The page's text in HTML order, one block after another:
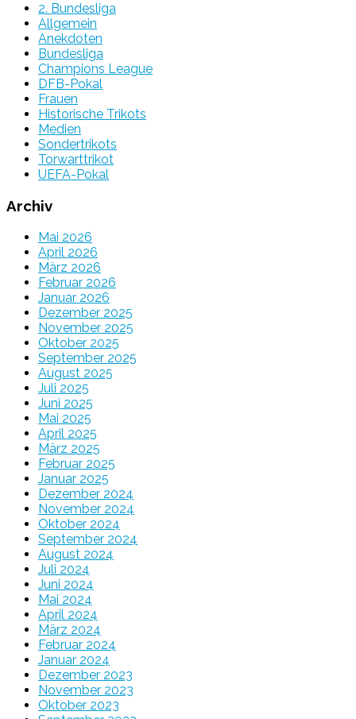
2. Bundesliga
Allgemein
Anekdoten
Bundesliga
Champions League
DFB-Pokal
Frauen
Historische Trikots
Medien
Sondertrikots
Torwarttrikot
UEFA-Pokal
Archiv
Mai 2026
April 2026
März 2026
Februar 2026
Januar 2026
Dezember 2025
November 2025
Oktober 2025
September 2025
August 2025
Juli 2025
Juni 2025
Mai 2025
April 2025
März 2025
Februar 2025
Januar 2025
Dezember 2024
November 2024
Oktober 2024
September 2024
August 2024
Juli 2024
Juni 2024
Mai 2024
April 2024
März 2024
Februar 2024
Januar 2024
Dezember 2023
November 2023
Oktober 2023